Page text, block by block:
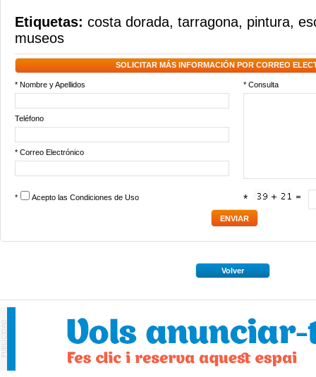
Etiquetas: costa dorada, tarragona, pintura,
museos
SOLICITAR MÁS INFORMACIÓN POR CORREO
* Nombre y Apellidos * Consulta
Teléfono
* Correo Electrónico
* Acepto las Condiciones de Uso *
Volver